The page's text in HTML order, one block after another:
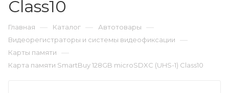
Class10
Главная — Каталог — Автотовары —
Видеорегистраторы и системы видеофиксации —
Карты памяти —
Карта памяти SmartBuy 128GB microSDXC (UHS-1) Class10